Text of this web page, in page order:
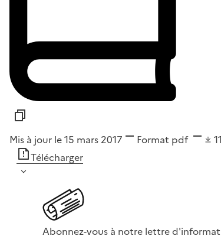
Mis à jour le 15 mars 2017 Format pdf
Télécharger
Abonnez-vous à notre lettre